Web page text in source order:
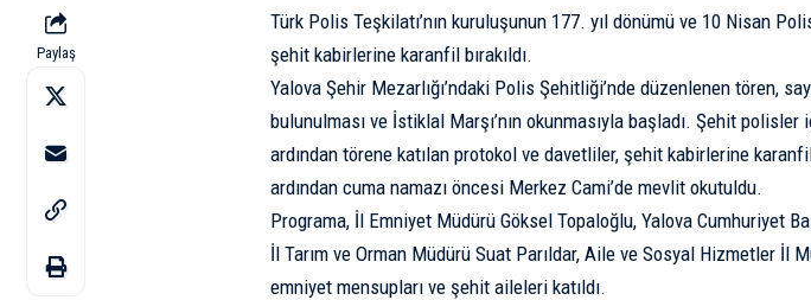
Paylaş
Türk Polis Teşkilatı’nın kuruluşunun 177. yıl dönümü ve 10 Nisan
şehit kabirlerine karanfil bırakıldı.
Yalova Şehir Mezarlığı’ndaki Polis Şehitliği’nde düzenlenen tören,
bulunulması ve İstiklal Marşı’nın okunmasıyla başladı. Şehit
ardından törene katılan protokol ve davetliler, şehit kabirlerine
ardından cuma namazı öncesi Merkez Cami’de mevlit okutuldu.
Programa, İl Emniyet Müdürü Göksel Topaloğlu, Yalova Cumhuriyet
İl Tarım ve Orman Müdürü Suat Parıldar, Aile ve Sosyal Hizmetler İl
emniyet mensupları ve şehit aileleri katıldı.